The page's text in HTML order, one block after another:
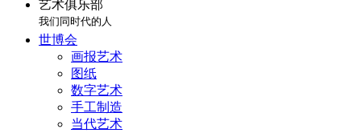
艺术俱乐部
我们同时代的人
世博会
画报艺术
图纸
数字艺术
手工制造
当代艺术